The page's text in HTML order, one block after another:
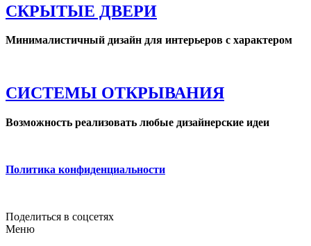
СКРЫТЫЕ ДВЕРИ
Минималистичный дизайн для интерьеров с характером
СИСТЕМЫ ОТКРЫВАНИЯ
Возможность реализовать любые дизайнерские идеи
Политика конфиденциальности
Поделиться в соцсетях
Меню